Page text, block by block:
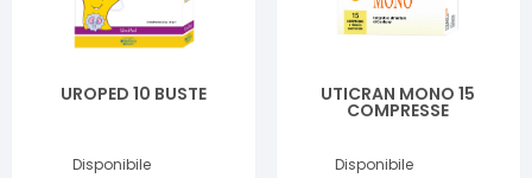
UROPED 10 BUSTE
Disponibile
UTICRAN MONO 15
COMPRESSE
Disponibile